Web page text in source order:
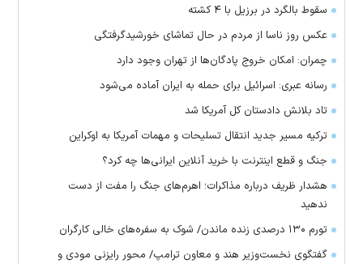
سقوط بالگرد در برزیل با ۴ کشته
عکس روز ناسا از مردم در حال تماشای خورشیدگرفتگی
چمران: امکان خروج پادگان‌ها از تهران وجود دارد
رسانه عبری: اسرائیل برای حمله به ایران آماده می‌شود
تاد بلانش دادستان کل آمریکا شد
ترکیه مسیر جدید انتقال تسلیحات و مهمات آمریکا به اوکراین
جنگ و قطع اینترنت با خرید آنلاین ایرانی‌ها چه کرد؟
هشدار ظریف درباره مذاکرات؛ اهرم‌های جنگ را مفت از دست
ندهید
تورم ۱۳۰ درصدی زنده ماندن/ شوک به سفره‌های خالی کارگران
گفتگوی نخست‌وزیر هند و معاون ترامپ/ محور رایزنی مودی و